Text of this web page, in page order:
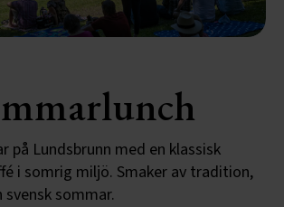
på Lundsbrunn med en klassisk
i somrig miljö. Smaker av tradition,
sommar.